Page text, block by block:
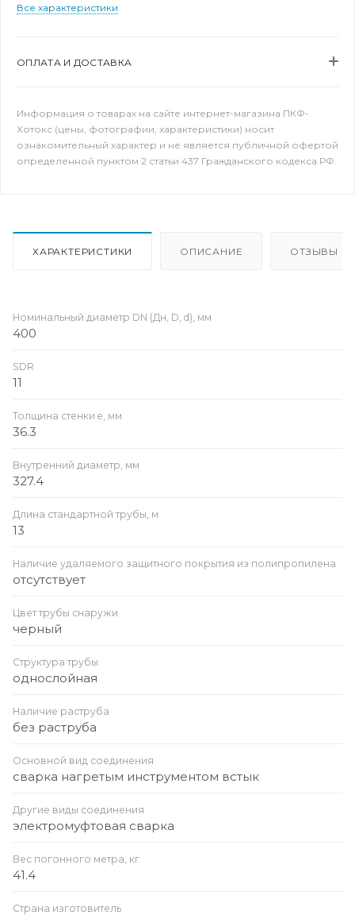
Все характеристики
ОПЛАТА И ДОСТАВКА
Информация о товарах на сайте интернет-магазина ПКФ-
Хотокс (цены, фотографии, характеристики) носит
ознакомительный характер и не является публичной офертой
определенной пунктом 2 статьи 437 Гражданского кодекса РФ.
ХАРАКТЕРИСТИКИ ОПИСАНИЕ ОТЗЫВЫ
Номинальный диаметр DN (Дн, D, d), мм
400
SDR
11
Толщина стенки e, мм
36.3
Внутренний диаметр, мм
327.4
Длина стандартной трубы, м
13
Наличие удаляемого защитного покрытия из полипропилена
отсутствует
Цвет трубы снаружи
черный
Структура трубы
однослойная
Наличие раструба
без раструба
Основной вид соединения
сварка нагретым инструментом встык
Другие виды соединения
электромуфтовая сварка
Вес погонного метра, кг
41.4
Страна изготовитель